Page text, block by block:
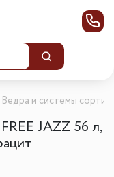
Ведра и системы
JAZZ 56 л,